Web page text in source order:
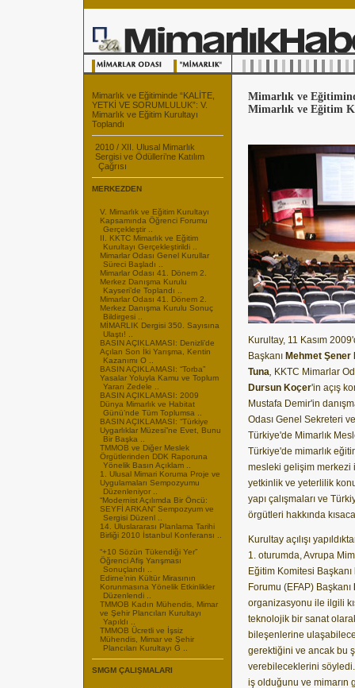
Mimarlık ve Eğitiminde “KALİTE,
YETKİ VE SORUMLULUK”: V.
Mimarlık ve Eğitim Kurultayı
Toplandı
2010 / XII. Ulusal Mimarlık
Sergisi ve Ödülleri’ne Katılım
Çağrısı
MERKEZDEN
V. Mimarlık ve Eğitim Kurultayı
Kapsamında Öğrenci Forumu
Gerçekleştir ..
II. KKTC Mimarlık ve Eğitim
Kurultayı Gerçekleştirildi ..
Mimarlar Odası Genel Kurullar
Süreci Başladı ..
Mimarlar Odası 41. Dönem 2.
Merkez Danışma Kurulu
Kayseri’de Toplandı ..
Mimarlar Odası 41. Dönem 2.
Merkez Danışma Kurulu Sonuç
Bildirgesi ..
MİMARLIK Dergisi 350. Sayısına
Ulaştı! ..
BASIN AÇIKLAMASI: Denizli’de
Açılan Son İki Yarışma, Kentin
Kazanımı O ..
BASIN AÇIKLAMASI: “Torba”
Yasalar Yoluyla Kamu ve Toplum
Yararı Zedele ..
BASIN AÇIKLAMASI: 2009
Dünya Mimarlık ve Habitat
Günü’nde Tüm Toplumsa ..
BASIN AÇIKLAMASI: “Türkiye
Uygarlıklar Müzesi”ne Evet, Bunu
Bir Başka ..
TMMOB ve Diğer Meslek
Örgütlerinden DDK Raporuna
Yönelik Basın Açıklam ..
1. Ulusal Mimari Koruma Proje ve
Uygulamaları Sempozyumu
Düzenleniyor ..
“Modernist Açılımda Bir Öncü:
SEYFİ ARKAN” Sempozyum ve
Sergisi Düzenl ..
14. Uluslararası Planlama Tarihi
Birliği 2010 İstanbul Konferansı ..
“+10 Sözün Tükendiği Yer”
Öğrenci Afiş Yarışması
Sonuçlandı ..
Edirne’nin Kültür Mirasının
Korunmasına Yönelik Etkinlikler
Düzenlendi ..
TMMOB Kadın Mühendis, Mimar
ve Şehir Plancıları Kurultayı
Yapıldı ..
TMMOB Ücretli ve İşsiz
Mühendis, Mimar ve Şehir
Plancıları Kurultayı G ..
SMGM ÇALIŞMALARI
Mimarlık ve
Mimarlık ve Eğitim
Kurultay, 11 Kasım
Başkanı Mehmet Şener
Tuna
KKTC Mimarlar
Dursun Koçer'in açış
Mustafa Demir'in
Odası Genel Sekreteri
Türkiye'de Mimarlık
Türkiye'de mimarlık
mesleki gelişim merkezi
yetkinlik ve yeterlilik
yapı çalışmaları ve
örgütleri hakkında
Kurultay açılışı
1. oturumda, Avrupa
Eğitim Komitesi Başkanı
Forumu (EFAP) Başkanı
organizasyonu ile ilgili
teknolojik bir sanat
bileşenlerine
gerektiğini ve ancak bu
verebileceklerini
iş olduğunu ve mimarın